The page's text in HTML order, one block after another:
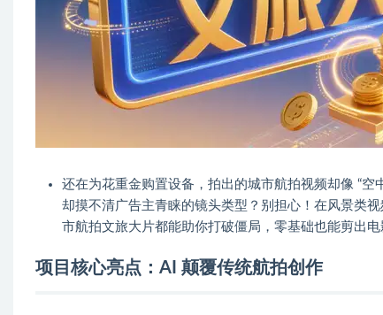
还在为花重金购置设备，拍出的城市航拍视频却像 “空
却摸不清广告主青睐的镜头类型？别担心！在风景类
市航拍文旅大片都能助你打破僵局，零基础也能剪出
项目核心亮点：AI 颠覆传统航拍创作